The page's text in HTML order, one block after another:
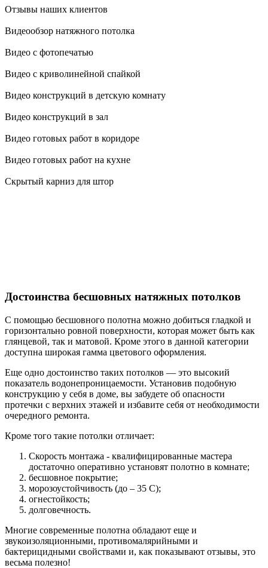
Отзывы наших клиентов
Видеообзор натяжного потолка
Видео с фотопечатью
Видео с криволинейной спайкой
Видео конструкций в детскую комнату
Видео конструкций в зал
Видео готовых работ в коридоре
Видео готовых работ на кухне
Скрытый карниз для штор
Достоинства бесшовных натяжных потолков
С помощью бесшовного полотна можно добиться гладкой и
горизонтально ровной поверхности, которая может быть как
глянцевой, так и матовой. Кроме этого в данной категории
доступна широкая гамма цветового оформления.
Еще одно достоинство таких потолков — это высокий
показатель водонепроницаемости. Установив подобную
конструкцию у себя в доме, вы забудете об опасности
протечки с верхних этажей и избавите себя от необходимости
очередного ремонта.
Кроме того такие потолки отличает:
Скорость монтажа - квалифицированные мастера
достаточно оперативно установят полотно в комнате;
бесшовное покрытие;
морозоустойчивость (до – 35 С);
огнестойкость;
долговечность.
Многие современные полотна обладают еще и
звукоизоляционными, противомалярийными и
бактерицидными свойствами и, как показывают отзывы, это
весьма полезно!